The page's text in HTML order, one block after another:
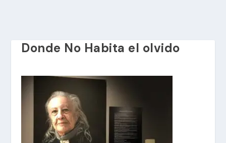
Donde No Habita el olvido